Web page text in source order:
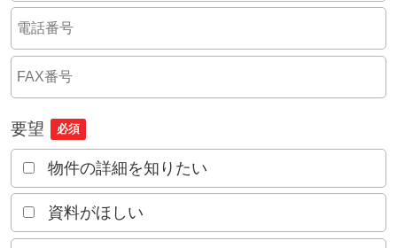
要望 必須
物件の詳細を知りたい
資料がほしい